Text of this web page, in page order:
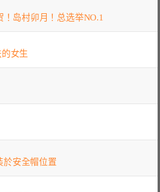
岛村卯月！总选举NO.1
女生
於安全帽位置